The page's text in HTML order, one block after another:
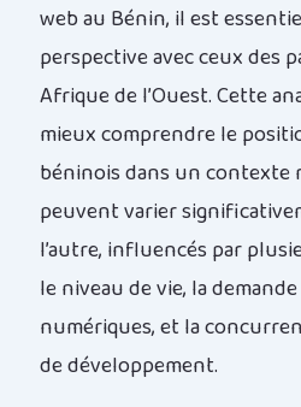
web au Bénin, il est
perspective avec ceux des
Afrique de l’Ouest. Cette
mieux comprendre le
béninois dans un contexte
peuvent varier
l’autre, influencés par
le niveau de vie, la
numériques, et la
de développement.